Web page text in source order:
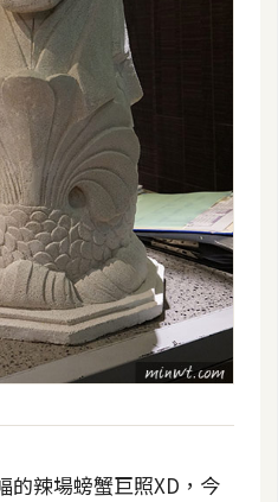
的辣場螃蟹巨照XD，今